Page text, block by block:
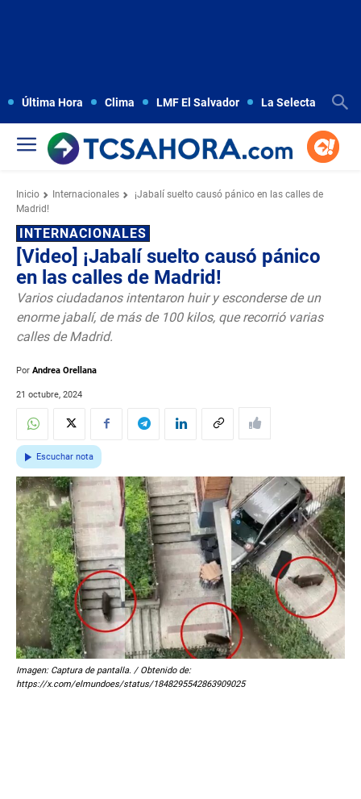
Última Hora Clima LMF El Salvador La Selecta
Inicio Internacionales
¡Jabalí suelto causó pánico en las calles de
Madrid!
INTERNACIONALES
[Video] ¡Jabalí suelto causó pánico
en las calles de Madrid!
Varios ciudadanos intentaron huir y esconderse de un
enorme jabalí, de más de 100 kilos, que recorrió varias
calles de Madrid.
Por Andrea Orellana
21 octubre, 2024
Escuchar nota
Imagen: Captura de pantalla. / Obtenido de:
https://x.com/elmundoes/status/1848295542863909025